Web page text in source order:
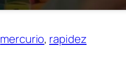
mercurio, rapidez